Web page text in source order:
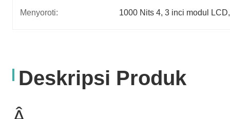
Menyoroti: 1000 Nits 4, 3 inci modul LCD
Deskripsi Produk